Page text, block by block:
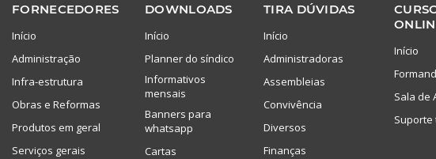
FORNECEDORES
Início
Administração
Infra-estrutura
Obras e Reformas
Produtos em geral
Serviços gerais
DOWNLOADS
Início
Planner do síndico
Informativos
mensais
Banners para
whatsapp
Cartas
TIRA DÚVIDAS
Início
Administradoras
Assembleias
Convivência
Diversos
Finanças
Início
Sala de
Suporte